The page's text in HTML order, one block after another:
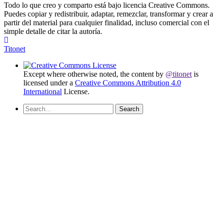
Todo lo que creo y comparto está bajo licencia Creative Commons.
Puedes copiar y redistribuir, adaptar, remezclar, transformar y crear a
partir del material para cualquier finalidad, incluso comercial con el
simple detalle de citar la autoría.
Titonet
Except where otherwise noted, the content by @titonet is
licensed under a Creative Commons Attribution 4.0
International License.